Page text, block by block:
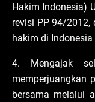
Hakim Indonesia)
revisi PP 94/2012,
hakim di
4. Mengajak
memperjuangkan
bersama melalui